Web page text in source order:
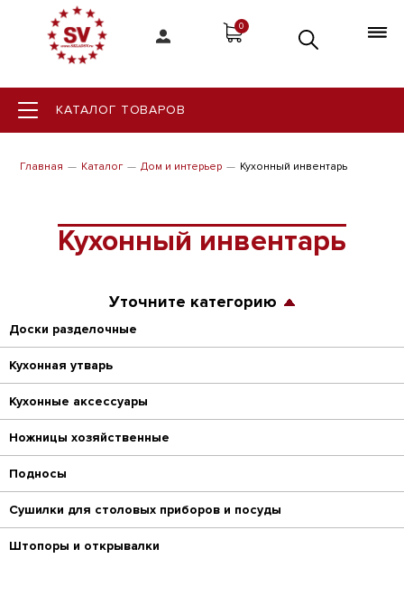
0
КАТАЛОГ ТОВАРОВ
Главная Каталог Дом и интерьер Кухонный инвентарь
Кухонный инвентарь
Уточните категорию
Доски разделочные
Кухонная утварь
Кухонные аксессуары
Ножницы хозяйственные
Подносы
Сушилки для столовых приборов и посуды
Штопоры и открывалки